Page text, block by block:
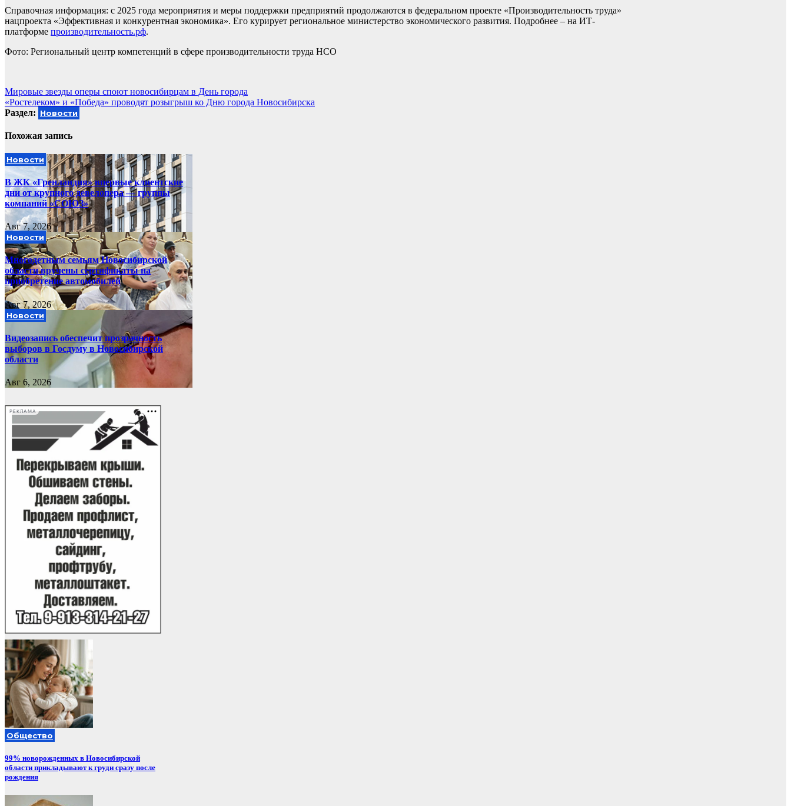
Справочная информация: с 2025 года мероприятия и меры поддержки предприятий продолжаются в федеральном проекте «Производительность труда»
нацпроекта «Эффективная и конкурентная экономика». Его курирует региональное министерство экономического развития. Подробнее – на ИТ-
платформе производительность.рф.
Фото: Региональный центр компетенций в сфере производительности труда НСО
Навигация
по
Мировые звезды оперы споют новосибирцам в День города
«Ростелеком» и «Победа» проводят розыгрыш ко Дню города Новосибирска
Раздел: Новости
Похожая запись
Новости
В ЖК «Гренландия» впервые клиентские
дни от крупного девелопера — группы
компаний «СОЮЗ»
Авг 7, 2026
Новости
Многодетным семьям Новосибирской
области вручены сертификаты на
приобретение автомобилей
Авг 7, 2026
Новости
Видеозапись обеспечит прозрачность
выборов в Госдуму в Новосибирской
области
Авг 6, 2026
РЕКЛАМА
Общество
99% новорожденных в Новосибирской
области прикладывают к груди сразу после
рождения